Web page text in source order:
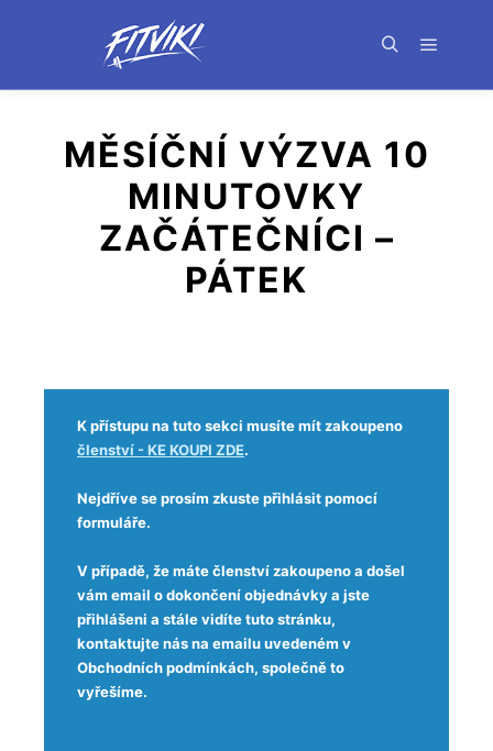
MĚSÍČNÍ VÝZVA 10
MINUTOVKY
ZAČÁTEČNÍCI –
PÁTEK
K přístupu na tuto sekci musíte mít zakoupeno
členství - KE KOUPI ZDE.
Nejdříve se prosím zkuste přihlásit pomocí
formuláře.
V případě, že máte členství zakoupeno a došel
vám email o dokončení objednávky a jste
přihlášeni a stále vidíte tuto stránku,
kontaktujte nás na emailu uvedeném v
Obchodních podmínkách, společně to
vyřešíme.